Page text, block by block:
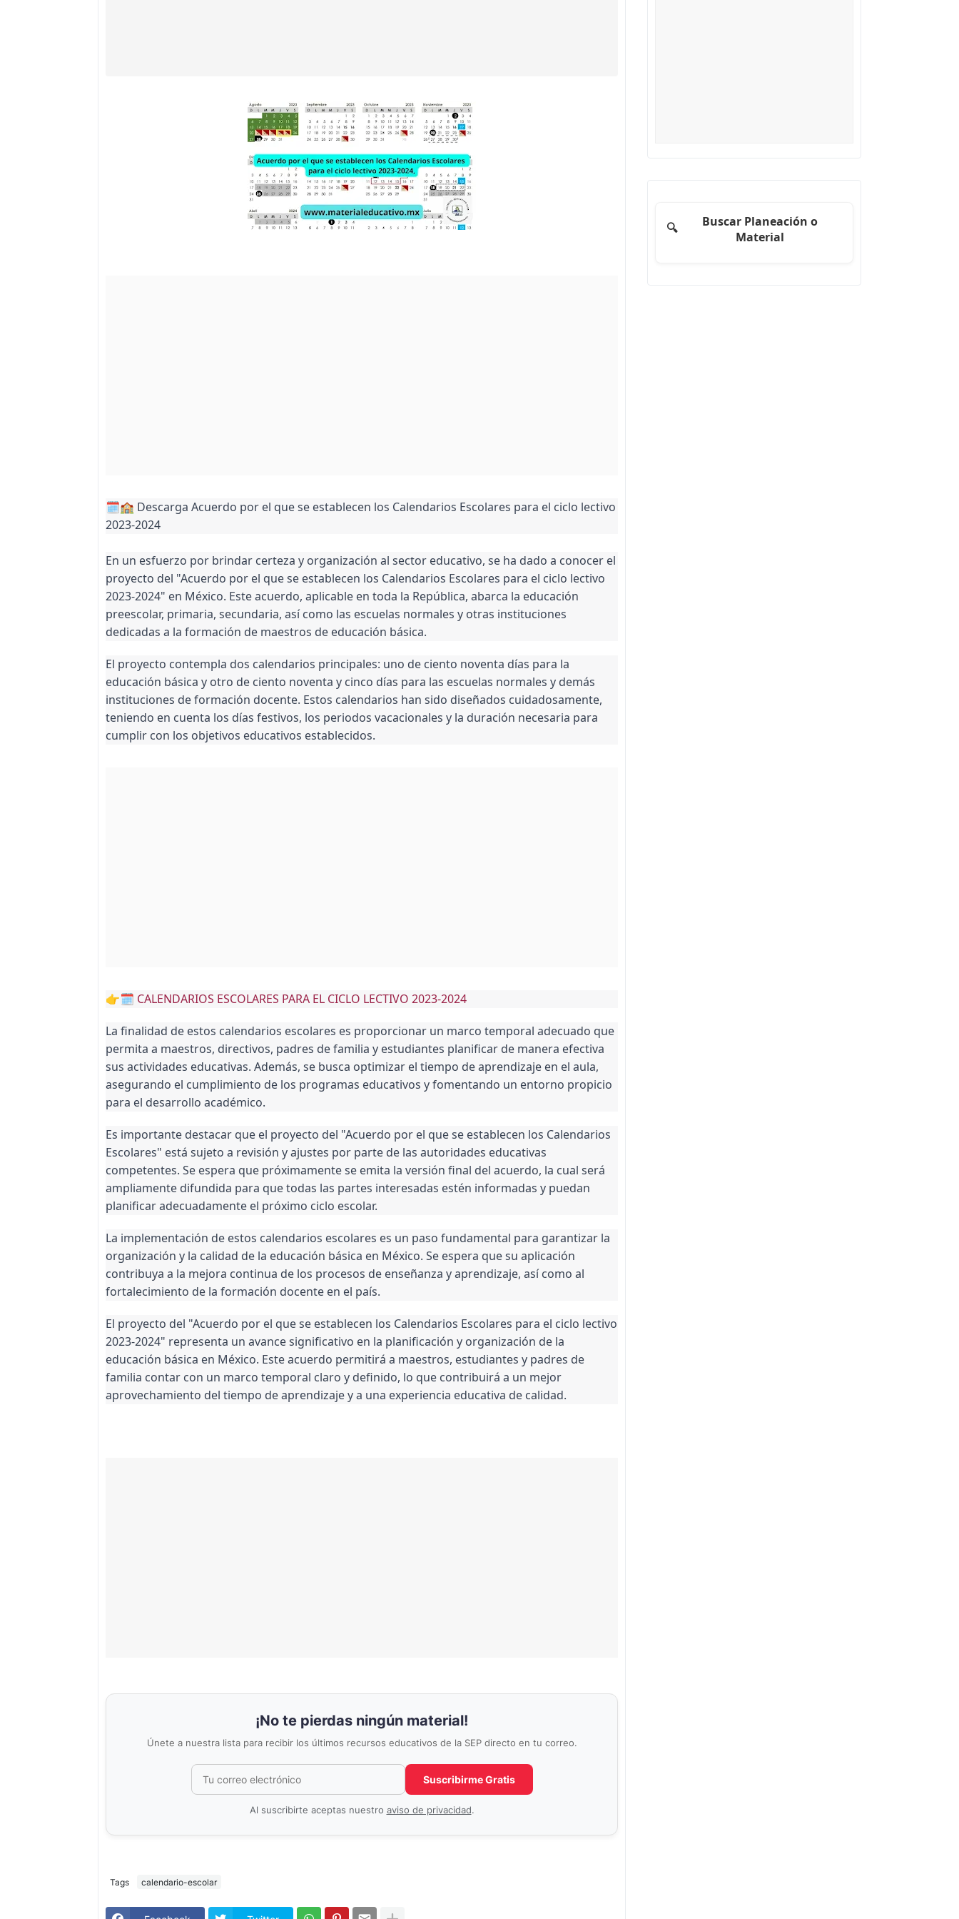
🗓️🏫 Descarga Acuerdo por el que se establecen los Calendarios Escolares para el ciclo lectivo
2023-2024
En un esfuerzo por brindar certeza y organización al sector educativo, se ha dado a conocer el
proyecto del "Acuerdo por el que se establecen los Calendarios Escolares para el ciclo lectivo
2023-2024" en México. Este acuerdo, aplicable en toda la República, abarca la educación
preescolar, primaria, secundaria, así como las escuelas normales y otras instituciones
dedicadas a la formación de maestros de educación básica.
El proyecto contempla dos calendarios principales: uno de ciento noventa días para la
educación básica y otro de ciento noventa y cinco días para las escuelas normales y demás
instituciones de formación docente. Estos calendarios han sido diseñados cuidadosamente,
teniendo en cuenta los días festivos, los periodos vacacionales y la duración necesaria para
cumplir con los objetivos educativos establecidos.
👉🗓️ CALENDARIOS ESCOLARES PARA EL CICLO LECTIVO 2023-2024
La finalidad de estos calendarios escolares es proporcionar un marco temporal adecuado que
permita a maestros, directivos, padres de familia y estudiantes planificar de manera efectiva
sus actividades educativas. Además, se busca optimizar el tiempo de aprendizaje en el aula,
asegurando el cumplimiento de los programas educativos y fomentando un entorno propicio
para el desarrollo académico.
Es importante destacar que el proyecto del "Acuerdo por el que se establecen los Calendarios
Escolares" está sujeto a revisión y ajustes por parte de las autoridades educativas
competentes. Se espera que próximamente se emita la versión final del acuerdo, la cual será
ampliamente difundida para que todas las partes interesadas estén informadas y puedan
planificar adecuadamente el próximo ciclo escolar.
La implementación de estos calendarios escolares es un paso fundamental para garantizar la
organización y la calidad de la educación básica en México. Se espera que su aplicación
contribuya a la mejora continua de los procesos de enseñanza y aprendizaje, así como al
fortalecimiento de la formación docente en el país.
El proyecto del "Acuerdo por el que se establecen los Calendarios Escolares para el ciclo lectivo
2023-2024" representa un avance significativo en la planificación y organización de la
educación básica en México. Este acuerdo permitirá a maestros, estudiantes y padres de
familia contar con un marco temporal claro y definido, lo que contribuirá a un mejor
aprovechamiento del tiempo de aprendizaje y a una experiencia educativa de calidad.
¡No te pierdas ningún material!
Únete a nuestra lista para recibir los últimos recursos educativos de la SEP directo en tu correo.
Correo electrónico
No completar este campo
Suscribirme Gratis
Al suscribirte aceptas nuestro aviso de privacidad.
Tags calendario-escolar
🔍
Buscar Planeación o
Material